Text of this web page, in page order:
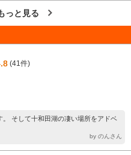
っと見る
(41件)
そして十和田湖の凄い場所をアドベ
by のんさん